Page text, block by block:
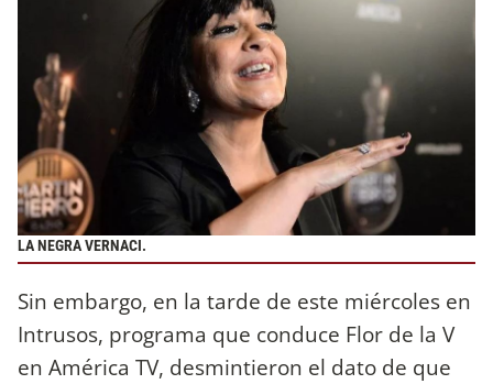
LA NEGRA VERNACI.
Sin embargo, en la tarde de este miércoles en
Intrusos, programa que conduce Flor de la V
en América TV, desmintieron el dato de que